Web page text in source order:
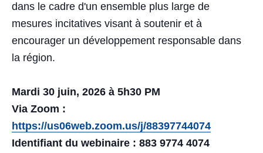
dans le cadre d'un ensemble plus large de
mesures incitatives visant à soutenir et à
encourager un développement responsable dans
la région.
Mardi 30 juin, 2026 à 5h30 PM
Via Zoom :
https://us06web.zoom.us/j/88397744074
Identifiant du webinaire : 883 9774 4074